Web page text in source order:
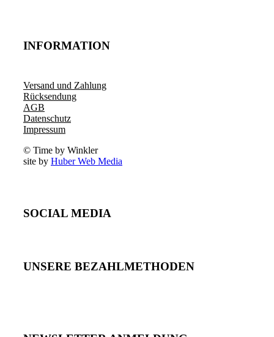
INFORMATION
Versand und Zahlung
Rücksendung
AGB
Datenschutz
Impressum
© Time by Winkler
site by Huber Web Media
SOCIAL MEDIA
UNSERE BEZAHLMETHODEN